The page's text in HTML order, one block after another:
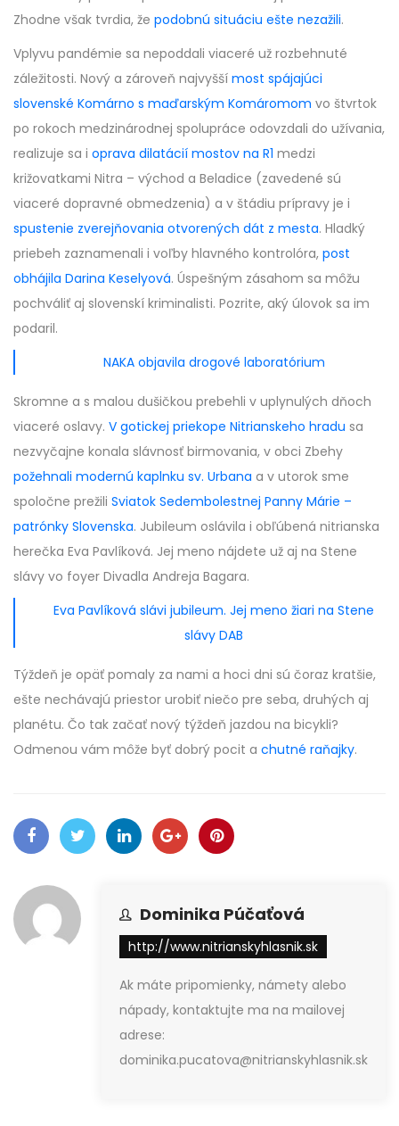
Zhodne však tvrdia, že podobnú situáciu ešte nezažili.
Vplyvu pandémie sa nepoddali viaceré už rozbehnuté
záležitosti. Nový a zároveň najvyšší most spájajúci
slovenské Komárno s maďarským Komáromom vo štvrtok
po rokoch medzinárodnej spolupráce odovzdali do užívania,
realizuje sa i oprava dilatácií mostov na R1 medzi
križovatkami Nitra – východ a Beladice (zavedené sú
viaceré dopravné obmedzenia) a v štádiu prípravy je i
spustenie zverejňovania otvorených dát z mesta. Hladký
priebeh zaznamenali i voľby hlavného kontrolóra, post
obhájila Darina Keselyová. Úspešným zásahom sa môžu
pochváliť aj slovenskí kriminalisti. Pozrite, aký úlovok sa im
podaril.
NAKA objavila drogové laboratórium
Skromne a s malou dušičkou prebehli v uplynulých dňoch
viaceré oslavy. V gotickej priekope Nitrianskeho hradu sa
nezvyčajne konala slávnosť birmovania, v obci Zbehy
požehnali modernú kaplnku sv. Urbana a v utorok sme
spoločne prežili Sviatok Sedembolestnej Panny Márie –
patrónky Slovenska. Jubileum oslávila i obľúbená nitrianska
herečka Eva Pavlíková. Jej meno nájdete už aj na Stene
slávy vo foyer Divadla Andreja Bagara.
Eva Pavlíková slávi jubileum. Jej meno žiari na Stene
slávy DAB
Týždeň je opäť pomaly za nami a hoci dni sú čoraz kratšie,
ešte nechávajú priestor urobiť niečo pre seba, druhých aj
planétu. Čo tak začať nový týždeň jazdou na bicykli?
Odmenou vám môže byť dobrý pocit a chutné raňajky.
Dominika Púčaťová
http://www.nitrianskyhlasnik.sk
Ak máte pripomienky, námety alebo
nápady, kontaktujte ma na mailovej
adrese:
dominika.pucatova@nitrianskyhlasnik.sk